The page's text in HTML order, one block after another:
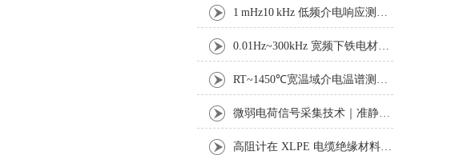
1 mHz10 kHz 低频介电响应测试：电缆绝缘老化与诊断技术探析
0.01Hz~300kHz 宽频下铁电材料电滞回线与击穿特性测试研究
RT~1450℃宽温域介电温谱测试方案：真空气氛下功能材料电学表征
微弱电荷信号采集技术｜准静态法压电系数准确测试研究
高阻计在 XLPE 电缆绝缘材料体积与表面电阻率测试中的应用研究